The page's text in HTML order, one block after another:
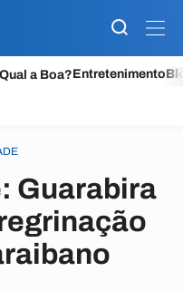
Qual a Boa?Entretenimento
Guarabira